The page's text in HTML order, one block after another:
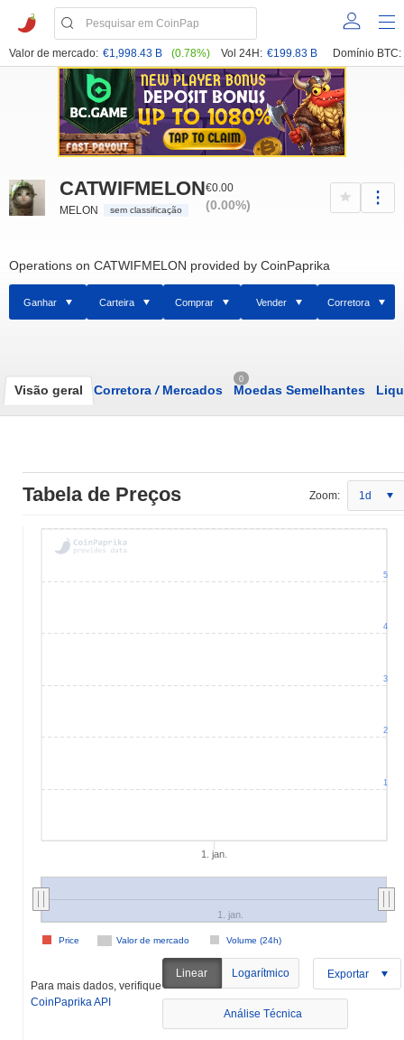
Valor de mercado: €1,998.43 B (0.78%) Vol 24H: €199.83 B Domínio BTC:
CATWIFMELON
MELON sem classificação
€0.00
(0.00%)
Operations on CATWIFMELON provided by CoinPaprika
Ganhar Carteira Comprar Vender Corretora
Visão geral Corretora /Mercados
0
Moedas Semelhantes
Tabela de Preços Zoom: 1d
1. jan.
Valor de mercado Volume (24h)
Price
1. jan.
1
2
3
4
5
Para mais dados, verifique
CoinPaprika API
Linear Logarítmico Exportar
Análise Técnica